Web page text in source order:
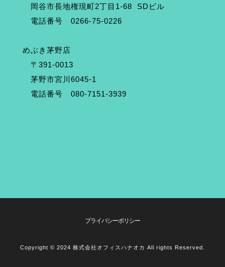
岡谷市長地権現町2丁目1-68 SDビル
電話番号 0266-75-0226
めぶき茅野店
〒391-0013
茅野市宮川6045-1
電話番号 080-7151-3939
プライバシーポリシー
Copyright © 2024 株式会社オフィスハナオカ All rights Reserved.